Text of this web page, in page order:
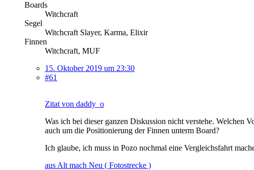
Boards
Witchcraft
Segel
Witchcraft Slayer, Karma, Elixir
Finnen
Witchcraft, MUF
15. Oktober 2019 um 23:30
#61
Zitat von daddy_o
Was ich bei dieser ganzen Diskussion nicht verstehe. Welchen
auch um die Positionierung der Finnen unterm Board?
Ich glaube, ich muss in Pozo nochmal eine Vergleichsfahrt
aus Alt mach Neu ( Fotostrecke )